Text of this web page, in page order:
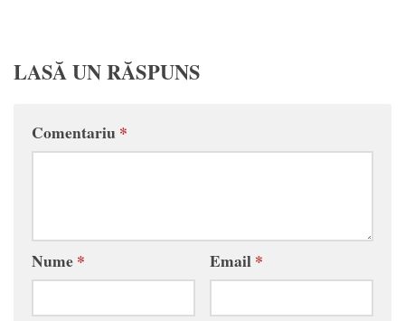
LASĂ UN RĂSPUNS
Comentariu*
Nume* Email*